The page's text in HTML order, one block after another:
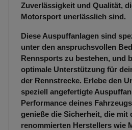
Zuverlässigkeit und Qualität,
Motorsport unerlässlich sind.
Diese Auspuffanlagen sind
unter den anspruchsvollen
Rennsports zu bestehen, und
optimale Unterstützung für
der Rennstrecke. Erlebe den
speziell angefertigte
Performance deines
genieße die Sicherheit, die mit
renommierten Herstellers wie